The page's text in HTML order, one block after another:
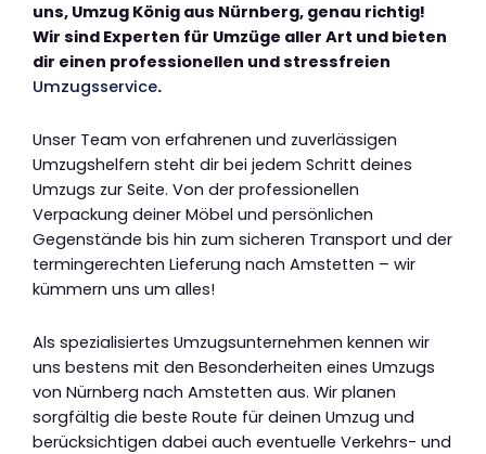
uns, Umzug König aus Nürnberg, genau richtig!
Wir sind Experten für Umzüge aller Art und bieten
dir einen professionellen und stressfreien
Umzugsservice.
Unser Team von erfahrenen und zuverlässigen
Umzugshelfern steht dir bei jedem Schritt deines
Umzugs zur Seite. Von der professionellen
Verpackung deiner Möbel und persönlichen
Gegenstände bis hin zum sicheren Transport und der
termingerechten Lieferung nach Amstetten – wir
kümmern uns um alles!
Als spezialisiertes Umzugsunternehmen kennen wir
uns bestens mit den Besonderheiten eines Umzugs
von Nürnberg nach Amstetten aus. Wir planen
sorgfältig die beste Route für deinen Umzug und
berücksichtigen dabei auch eventuelle Verkehrs- und